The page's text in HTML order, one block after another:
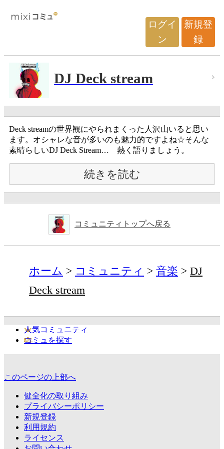
ログイ
ン
新規登
録
DJ Deck stream
Deck streamの世界観にやられまくった人沢山いると思い
ます。オシャレな音が多いのも魅力的ですよね☆そんな
素晴らしいDJ Deck Stream… 熱く語りましょう。
続きを読む
コミュニティトップへ戻る
ホーム コミュニティ 音楽
DJ
Deck stream
人気コミュニティ
コミュを探す
このページの上部へ
健全化の取り組み
プライバシーポリシー
新規登録
利用規約
ライセンス